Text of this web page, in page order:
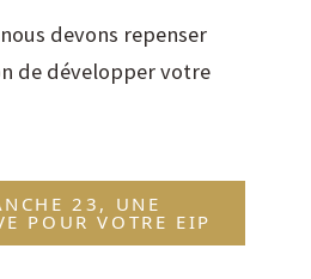
devons repenser
de développer votre
23, UNE
POUR VOTRE EIP